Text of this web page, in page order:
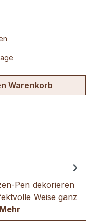
Warenkorb
Pen dekorieren
Weise ganz
Mehr